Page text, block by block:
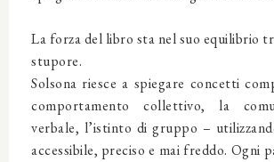
La forza del libro sta nel suo equilibrio
stupore.
Solsona riesce a spiegare concetti
comportamento collettivo, la
verbale, l’istinto di gruppo –
accessibile, preciso e mai freddo. Ogni